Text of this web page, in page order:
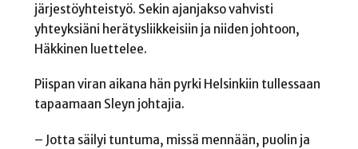
järjestöyhteistyö. Sekin ajanjakso vahvisti
yhteyksiäni herätysliikkeisiin ja niiden johtoon,
Häkkinen luettelee.
Piispan viran aikana hän pyrki Helsinkiin tullessaan
tapaamaan Sleyn johtajia.
– Jotta säilyi tuntuma, missä mennään, puolin ja